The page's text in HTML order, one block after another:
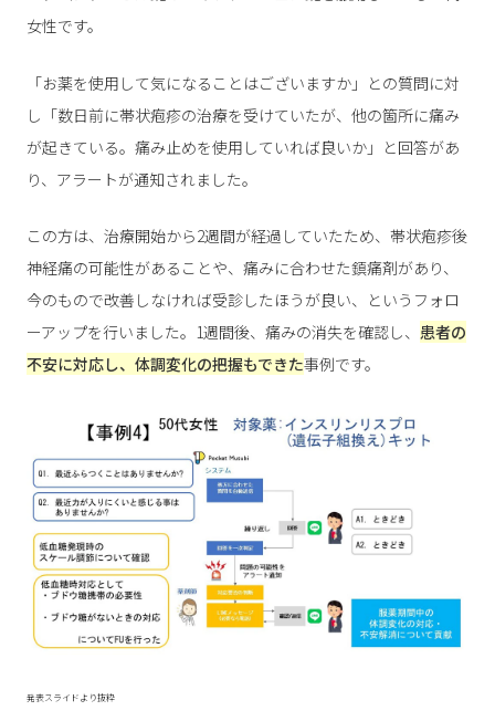
女性です。
「お薬を使用して気になることはございますか」との質問に対
し「数日前に帯状疱疹の治療を受けていたが、他の箇所に痛み
が起きている。痛み止めを使用していれば良いか」と回答があ
り、アラートが通知されました。
この方は、治療開始から2週間が経過していたため、帯状疱疹後
神経痛の可能性があることや、痛みに合わせた鎮痛剤があり、
今のもので改善しなければ受診したほうが良い、というフォロ
ーアップを行いました。1週間後、痛みの消失を確認し、 患者の
不安に対応し、体調変化の把握もできた事例です。
発表スライドより抜粋